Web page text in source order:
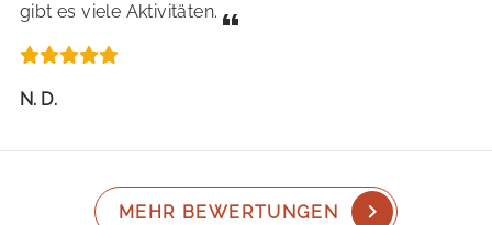
gibt es viele Aktivitäten.
N. D.
MEHR BEWERTUNGEN